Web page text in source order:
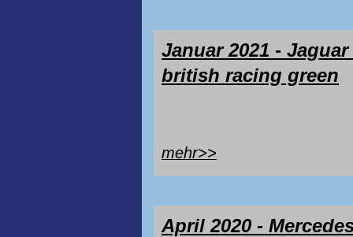
Januar 2021 -
british racing green
mehr>>
April 2020 -